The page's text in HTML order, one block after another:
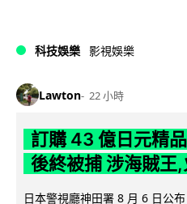
科技娛樂 影視娛樂
Lawton 22 小時
訂購 43 億日元精
後終被捕 涉海賊王
日本警視廳神田署 8 月 6 日公